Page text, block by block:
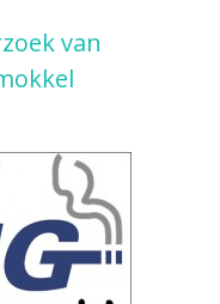
van